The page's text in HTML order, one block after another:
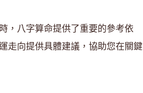
，八字算命提供了重要的參考依
走向提供具體建議，協助您在關鍵